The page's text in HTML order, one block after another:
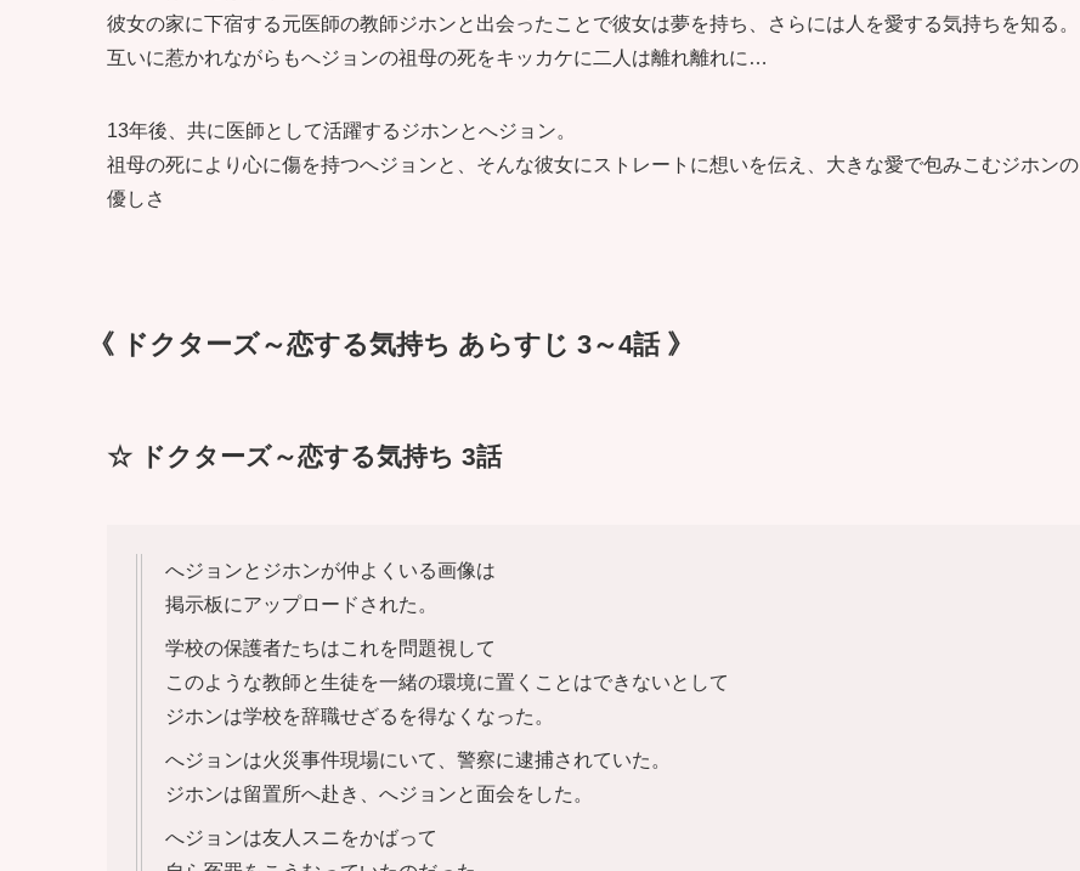
彼女の家に下宿する元医師の教師ジホンと出会ったことで彼女は夢を持ち、さらには人を愛する気持ちを知る。
互いに惹かれながらもへジョンの祖母の死をキッカケに二人は離れ離れに…
13年後、共に医師として活躍するジホンとへジョン。
祖母の死により心に傷を持つへジョンと、そんな彼女にストレートに想いを伝え、大きな愛で包みこむジホンの
優しさ
《 ドクターズ～恋する気持ち あらすじ 3～4話 》
☆ ドクターズ～恋する気持ち 3話
へジョンとジホンが仲よくいる画像は
掲示板にアップロードされた。
学校の保護者たちはこれを問題視して
このような教師と生徒を一緒の環境に置くことはできないとして
ジホンは学校を辞職せざるを得なくなった。
へジョンは火災事件現場にいて、警察に逮捕されていた。
ジホンは留置所へ赴き、へジョンと面会をした。
へジョンは友人スニをかばって